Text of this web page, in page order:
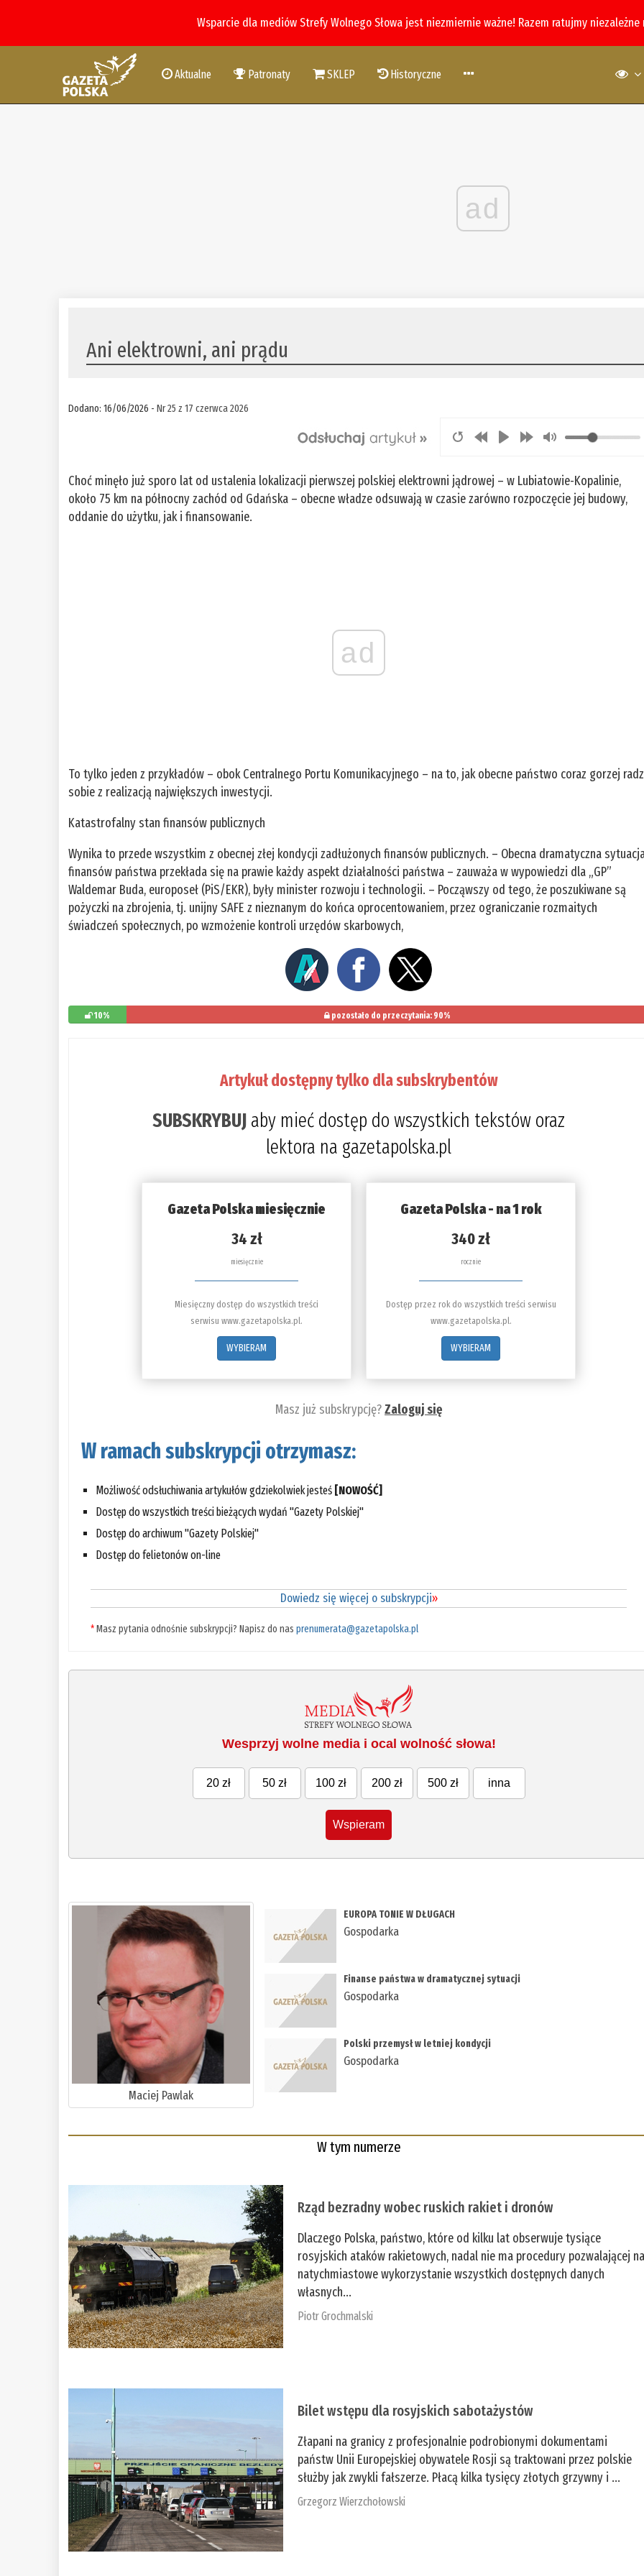
Wsparcie dla mediów Strefy Wolnego Słowa jest niezmiernie ważne! Razem ratujmy
Aktualne Patronaty SKLEP Historyczne
ad
Ani elektrowni, ani prądu
Dodano: 16/06/2026 -Nr 25 z 17 czerwca 2026
Choć minęło już sporo lat od ustalenia lokalizacji pierwszej polskiej elektrowni jądrowej – w Lubiatowie-Kopalinie,
około 75 km na północny zachód od Gdańska – obecne władze odsuwają w czasie zarówno rozpoczęcie jej budowy,
oddanie do użytku, jak i finansowanie.
ad
To tylko jeden z przykładów – obok Centralnego Portu Komunikacyjnego – na to, jak obecne państwo coraz gorzej
sobie z realizacją największych inwestycji.
Katastrofalny stan finansów publicznych
Wynika to przede wszystkim z obecnej złej kondycji zadłużonych finansów publicznych. – Obecna dramatyczna
finansów państwa przekłada się na prawie każdy aspekt działalności państwa – zauważa w wypowiedzi dla „GP”
Waldemar Buda, europoseł (PiS/EKR), były minister rozwoju i technologii. – Począwszy od tego, że poszukiwane są
pożyczki na zbrojenia, tj. unijny SAFE z nieznanym do końca oprocentowaniem, przez ograniczanie rozmaitych
świadczeń społecznych, po wzmożenie kontroli urzędów skarbowych,
10% pozostało do przeczytania: 90%
Artykuł dostępny tylko dla subskrybentów
SUBSKRYBUJ aby mieć dostęp do wszystkich tekstów oraz
lektora na gazetapolska.pl
Gazeta Polska miesięcznie
34 zł
miesięcznie
Miesięczny dostęp do wszystkich treści
serwisu www.gazetapolska.pl.
WYBIERAM
Gazeta Polska - na 1 rok
340 zł
rocznie
Dostęp przez rok do wszystkich treści serwisu
www.gazetapolska.pl.
WYBIERAM
Masz już subskrypcję?Zaloguj się
W ramach subskrypcji otrzymasz:
Możliwość odsłuchiwania artykułów gdziekolwiek jesteś [NOWOŚĆ]
Dostęp do wszystkich treści bieżących wydań "Gazety Polskiej"
Dostęp do archiwum "Gazety Polskiej"
Dostęp do felietonów on-line
Dowiedz się więcej o subskrypcji»
*Masz pytania odnośnie subskrypcji? Napisz do nasprenumerata@gazetapolska.pl
Wesprzyj wolne media i ocal wolność słowa!
20 zł 50 zł 100 zł 200 zł 500 zł inna
Wspieram
Maciej Pawlak
EUROPA TONIE W DŁUGACH
Gospodarka
Finanse państwa w dramatycznej sytuacji
Gospodarka
Polski przemysł w letniej kondycji
Gospodarka
W tym numerze
Rząd bezradny wobec ruskich rakiet i dronów
Dlaczego Polska, państwo, które od kilku lat obserwuje tysiące
rosyjskich ataków rakietowych, nadal nie ma procedury pozwalającej
natychmiastowe wykorzystanie wszystkich dostępnych danych
własnych...
Piotr Grochmalski
Bilet wstępu dla rosyjskich sabotażystów
Złapani na granicy z profesjonalnie podrobionymi dokumentami
państw Unii Europejskiej obywatele Rosji są traktowani przez polskie
służby jak zwykli fałszerze. Płacą kilka tysięcy złotych grzywny i ...
Grzegorz Wierzchołowski